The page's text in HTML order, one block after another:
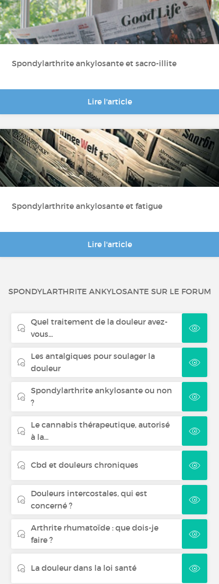
Spondylarthrite ankylosante et sacro-illite
Lire l'article
Spondylarthrite ankylosante et fatigue
Lire l'article
SPONDYLARTHRITE ANKYLOSANTE SUR LE FORUM
Quel traitement de la douleur avez-
vous...
Les antalgiques pour soulager la
douleur
Spondylarthrite ankylosante ou non
?
Le cannabis thérapeutique, autorisé
à la...
Cbd et douleurs chroniques
Douleurs intercostales, qui est
concerné ?
Arthrite rhumatoïde : que dois-je
faire ?
La douleur dans la loi santé